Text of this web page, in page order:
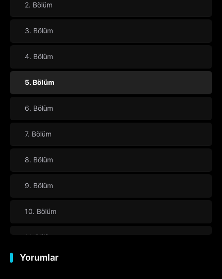
2. Bölüm
3. Bölüm
4. Bölüm
5. Bölüm
6. Bölüm
7. Bölüm
8. Bölüm
9. Bölüm
10. Bölüm
11. Bölüm
12. Bölüm
Yorumlar